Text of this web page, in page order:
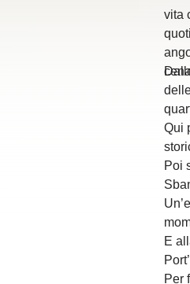
vita
Qui
Poi
E
Per